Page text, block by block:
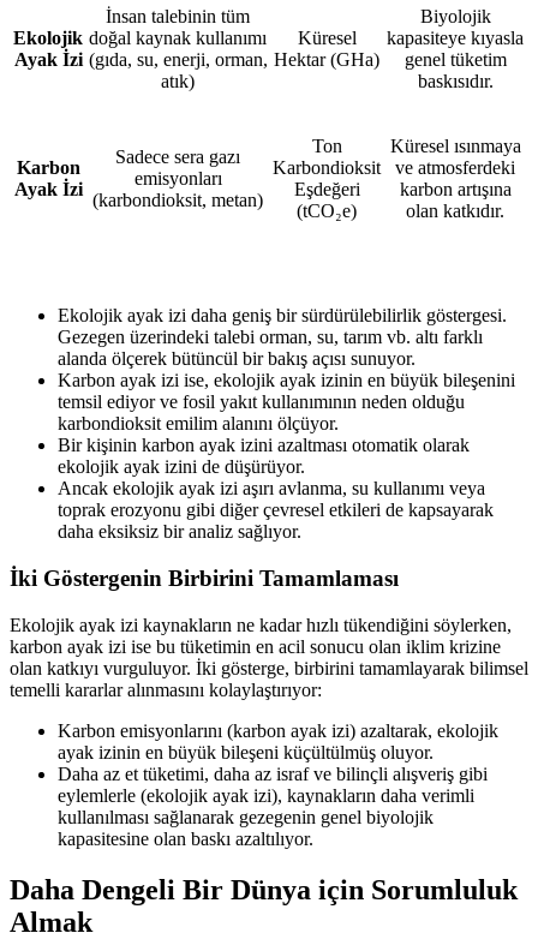
Ekolojik
Ayak İzi
İnsan talebinin tüm
doğal kaynak kullanımı
(gıda, su, enerji, orman,
atık)
Küresel
Hektar (GHa)
Biyolojik
kapasiteye kıyasla
genel tüketim
baskısıdır.
Karbon
Ayak İzi
Sadece sera gazı
emisyonları
(karbondioksit, metan)
Ton
Karbondioksit
Eşdeğeri
(tCO₂e)
Küresel ısınmaya
ve atmosferdeki
karbon artışına
olan katkıdır.
Ekolojik ayak izi daha geniş bir sürdürülebilirlik göstergesi.
Gezegen üzerindeki talebi orman, su, tarım vb. altı farklı
alanda ölçerek bütüncül bir bakış açısı sunuyor.
Karbon ayak izi ise, ekolojik ayak izinin en büyük bileşenini
temsil ediyor ve fosil yakıt kullanımının neden olduğu
karbondioksit emilim alanını ölçüyor.
Bir kişinin karbon ayak izini azaltması otomatik olarak
ekolojik ayak izini de düşürüyor.
Ancak ekolojik ayak izi aşırı avlanma, su kullanımı veya
toprak erozyonu gibi diğer çevresel etkileri de kapsayarak
daha eksiksiz bir analiz sağlıyor.
İki Göstergenin Birbirini Tamamlaması
Ekolojik ayak izi kaynakların ne kadar hızlı tükendiğini söylerken,
karbon ayak izi ise bu tüketimin en acil sonucu olan iklim krizine
olan katkıyı vurguluyor. İki gösterge, birbirini tamamlayarak bilimsel
temelli kararlar alınmasını kolaylaştırıyor:
Karbon emisyonlarını (karbon ayak izi) azaltarak, ekolojik
ayak izinin en büyük bileşeni küçültülmüş oluyor.
Daha az et tüketimi, daha az israf ve bilinçli alışveriş gibi
eylemlerle (ekolojik ayak izi), kaynakların daha verimli
kullanılması sağlanarak gezegenin genel biyolojik
kapasitesine olan baskı azaltılıyor.
Daha Dengeli Bir Dünya için Sorumluluk
Almak